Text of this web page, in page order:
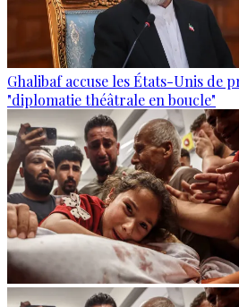
Ghalibaf accuse les États-Unis de
"diplomatie théâtrale en boucle"